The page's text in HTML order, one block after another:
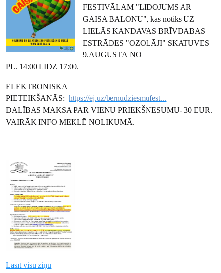
FESTIVĀLAM "LIDOJUMS AR
GAISA BALONU", kas notiks UZ
LIELĀS KANDAVAS BRĪVDABAS
ESTRĀDES "OZOLĀJI" SKATUVES
9.AUGUSTĀ NO
PL. 14:00 LĪDZ 17:00.
ELEKTRONISKĀ
PIETEIKŠANĀS: https://ej.uz/bernudziesmufest...
DALĪBAS MAKSA PAR VIENU PRIEKŠNESUMU- 30 EUR.
VAIRĀK INFO MEKLĒ NOLIKUMĀ.
Lasīt visu ziņu